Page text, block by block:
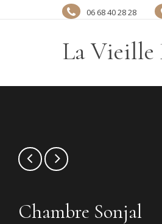
06 68 40 28 28
La Vieille
Chambre Sonjal